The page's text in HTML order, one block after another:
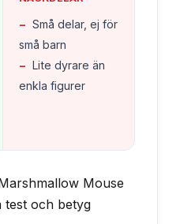
− Små delar, ej för
små barn
− Lite dyrare än
enkla figurer